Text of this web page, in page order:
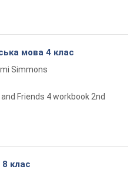
мова 4 клас
Simmons
and Friends 4 workbook 2nd
клас